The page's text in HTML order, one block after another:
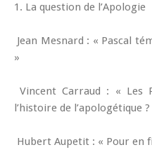
1. La question de l’Apologie
Jean Mesnard : « Pascal
»
Vincent Carraud : « Les
l’histoire de l’apologétique ?
Hubert Aupetit : « Pour en